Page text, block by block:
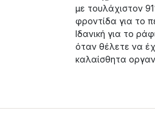
με τουλάχιστον
φροντίδα για το
Ιδανική για το
όταν θέλετε να
καλαίσθητα